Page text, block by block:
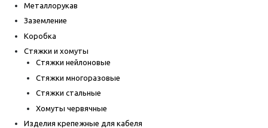
Металлорукав
Заземление
Коробка
Стяжки и хомуты
Стяжки нейлоновые
Стяжки многоразовые
Стяжки стальные
Хомуты червячные
Изделия крепежные для кабеля